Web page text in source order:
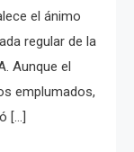
el ánimo
regular de la
Aunque el
emplumados,
[…]